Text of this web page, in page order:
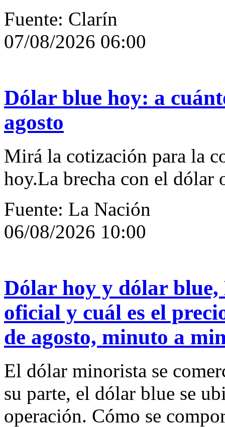
Fuente: Clarín
07/08/2026 06:00
Dólar blue hoy: a
agosto
Mirá la cotización para la
hoy.La brecha con el dólar
Fuente: La Nación
06/08/2026 10:00
Dólar hoy y dólar
oficial y cuál es el
de agosto, minuto a
El dólar minorista se
su parte, el dólar blue se
operación. Cómo se